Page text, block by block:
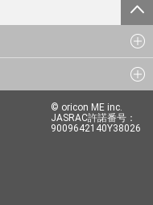
© oricon ME inc.
JASRAC許諾番号：
9009642140Y38026